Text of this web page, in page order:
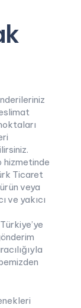
hizmetinde
Ticaret
veya
ve yakıcı